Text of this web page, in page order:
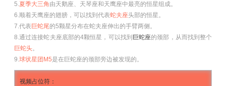
5.夏季大三角 由天鹅座、天琴座和天鹰座中最亮的恒星组成。
6.顺着天鹰座的翅膀，可以找到代表蛇夫座头部的恒星。
7.代表 巨蛇尾的5颗星分布在蛇夫座伸出的手臂两侧。
8.通过连接蛇夫座底部的4颗恒星，可以找到 巨蛇座的颈部，从而找到整个
巨蛇头。
9.球状星团M5是在巨蛇座的颈部旁边被发现的。
视频占位符：